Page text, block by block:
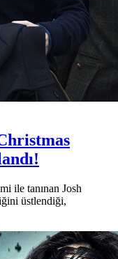
ile tanınan Josh
üstlendiği,